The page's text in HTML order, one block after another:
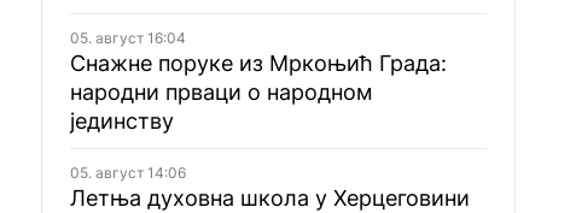
05. август 16:04
Снажне поруке из Мркоњић Града:
народни прваци о народном
јединству
05. август 14:06
Летња духовна школа у Херцеговини